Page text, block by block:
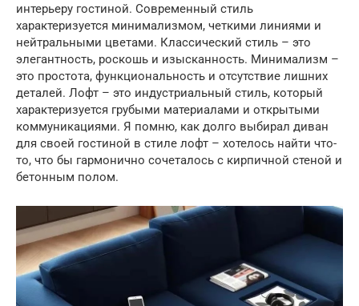
интерьеру гостиной. Современный стиль
характеризуется минимализмом, четкими линиями и
нейтральными цветами. Классический стиль – это
элегантность, роскошь и изысканность. Минимализм –
это простота, функциональность и отсутствие лишних
деталей. Лофт – это индустриальный стиль, который
характеризуется грубыми материалами и открытыми
коммуникациями. Я помню, как долго выбирал диван
для своей гостиной в стиле лофт – хотелось найти что-
то, что бы гармонично сочеталось с кирпичной стеной и
бетонным полом.